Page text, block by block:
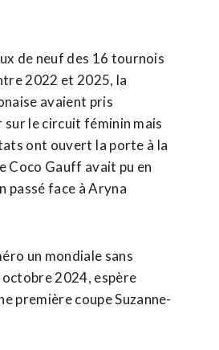
de neuf des 16 tournois
2022 et 2025, ​la
avaient pris
sur le circuit féminin mais
ont ouvert ⁠la porte à la
Coco Gauff avait pu en
passé ‌face à Aryna
un mondiale sans
2024, espère
première coupe Suzanne-